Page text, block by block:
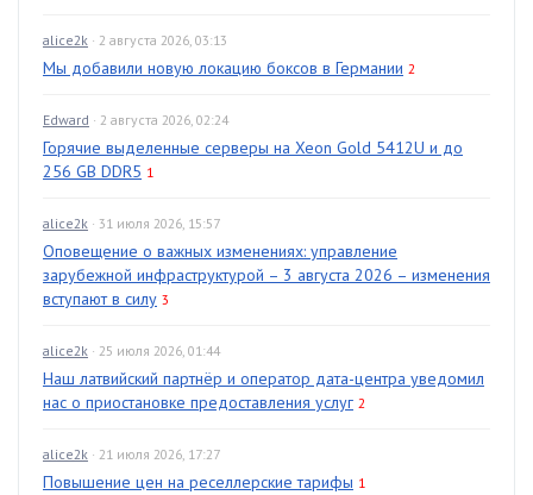
alice2k · 2 августа 2026, 03:13
Мы добавили новую локацию боксов в Германии 2
Edward · 2 августа 2026, 02:24
Горячие выделенные серверы на Xeon Gold 5412U и до
256 GB DDR5 1
alice2k · 31 июля 2026, 15:57
Оповещение о важных изменениях: управление
зарубежной инфраструктурой – 3 августа 2026 – изменения
вступают в силу 3
alice2k · 25 июля 2026, 01:44
Наш латвийский партнёр и оператор дата-центра уведомил
нас о приостановке предоставления услуг 2
alice2k · 21 июля 2026, 17:27
Повышение цен на реселлерские тарифы 1